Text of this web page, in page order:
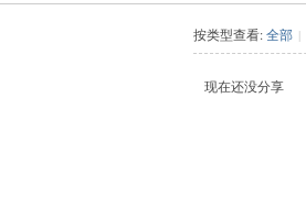
按类型查看:全部 |
现在还没分享